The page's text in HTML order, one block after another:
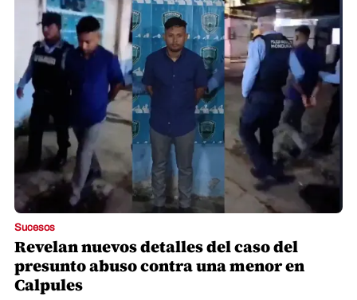
Sucesos
Revelan nuevos detalles del caso del
presunto abuso contra una menor en
Calpules